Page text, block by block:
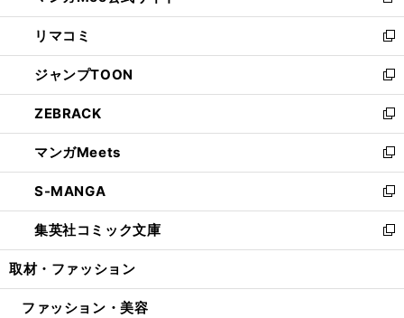
ウ
で
開
く
ン
ド
ウ
で
開
く
ウ
ィ
ン
ド
ウ
で
開
く
し
い
ウ
ィ
ン
ド
ウ
で
開
く
リマコミ
新
し
い
ウ
ィ
ン
ド
ウ
で
開
く
ジャンプTOON
新
し
い
ウ
ィ
ン
ド
ウ
で
開
ZEBRACK
新
し
い
ウ
ィ
ン
ド
ウ
開
マンガMeets
新
し
い
ウ
ィ
ン
ウ
S-MANGA
新
し
い
ウ
ン
集英社コミック文庫
新
し
ウ
取材・ファッション
ファッション・美容